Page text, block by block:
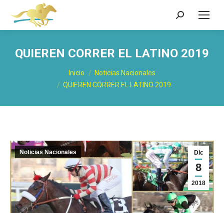
Buscar:
QUIEREN CORRER EL LATINO 2019
Inicio
Noticias Nacionales
QUIEREN CORRER EL LATINO 2019
Dic
8
2018
Noticias Nacionales